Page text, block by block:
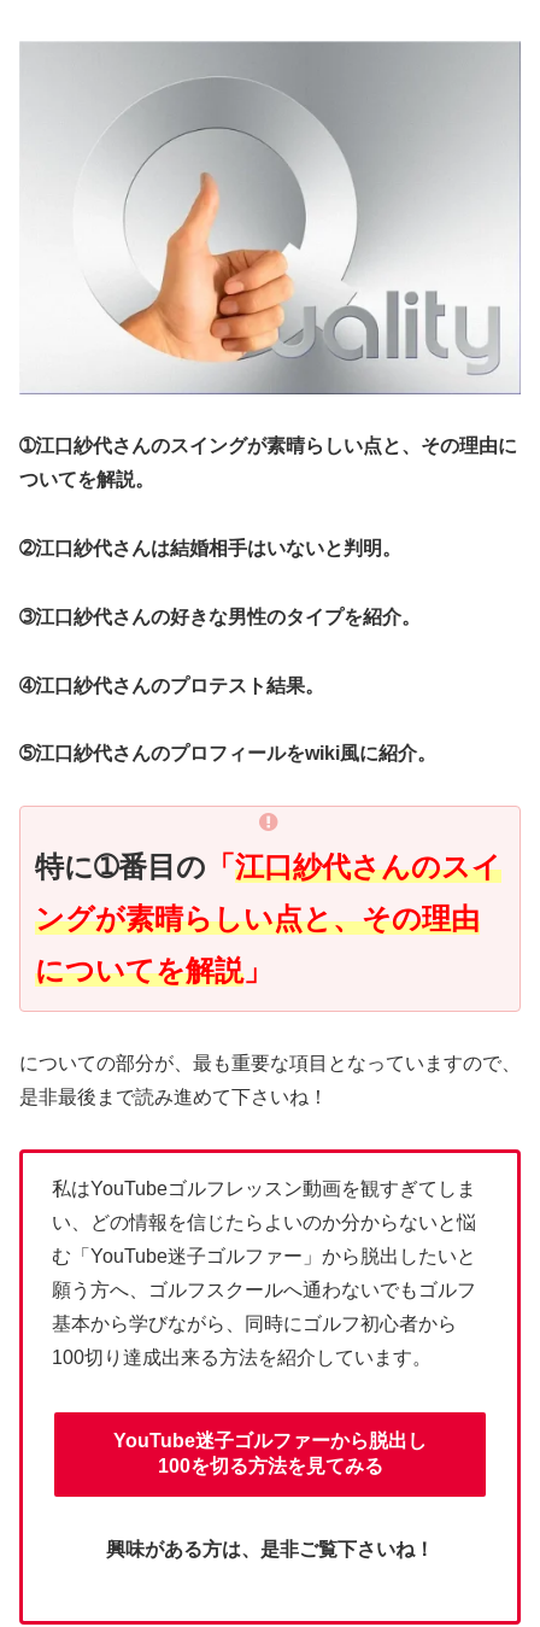
➀江口紗代さんのスイングが素晴らしい点と、その理由に
ついてを解説。
➁江口紗代さんは結婚相手はいないと判明。
➂江口紗代さんの好きな男性のタイプを紹介。
➃江口紗代さんのプロテスト結果。
➄江口紗代さんのプロフィールをwiki風に紹介。
特に➀番目の 「 江口紗代さんのスイ
ングが素晴らしい点と、その理由
についてを解説」
についての部分が、最も重要な項目となっていますので、
是非最後まで読み進めて下さいね！
私はYouTubeゴルフレッスン動画を観すぎてしま
い、どの情報を信じたらよいのか分からないと悩
む「YouTube迷子ゴルファー」から脱出したいと
願う方へ、ゴルフスクールへ通わないでもゴルフ
基本から学びながら、同時にゴルフ初心者から
100切り達成出来る方法を紹介しています。
YouTube迷子ゴルファーから脱出し
100を切る方法を見てみる
興味がある方は、是非ご覧下さいね！